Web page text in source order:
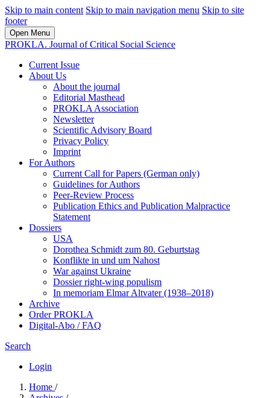
Skip to main content Skip to main navigation menu Skip to site
footer
Open Menu
PROKLA. Journal of Critical Social Science
Current Issue
About Us
About the journal
Editorial Masthead
PROKLA Association
Newsletter
Scientific Advisory Board
Privacy Policy
Imprint
For Authors
Current Call for Papers (German only)
Guidelines for Authors
Peer-Review Process
Publication Ethics and Publication Malpractice
Statement
Dossiers
USA
Dorothea Schmidt zum 80. Geburtstag
Konflikte in und um Nahost
War against Ukraine
Dossier right-wing populism
In me­mo­ri­am Elmar Altvater (1938–2018)
Archive
Order PROKLA
Digital-Abo / FAQ
Search
Login
Home /